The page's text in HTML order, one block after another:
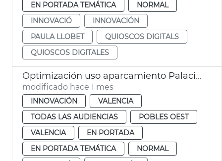
EN PORTADA TEMÁTICA
NORMAL
INNOVACIÓ
INNOVACIÓN
PAULA LLOBET
QUIOSCOS DIGITALS
QUIOSCOS DIGITALES
Optimización uso aparcamiento Palacio de Congresos por el Sandbox Urbà
modificado hace 1 mes
INNOVACIÓN
VALENCIA
TODAS LAS AUDIENCIAS
POBLES OEST
VALENCIA
EN PORTADA
EN PORTADA TEMÁTICA
NORMAL